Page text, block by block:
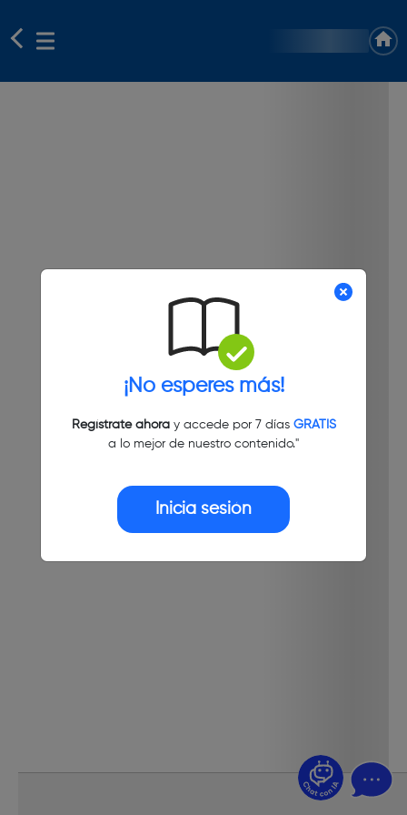
¡No esperes más!
Regístrate ahoray accede por 7 días GRATIS
a lo mejor de nuestro contenido."
Inicia sesión